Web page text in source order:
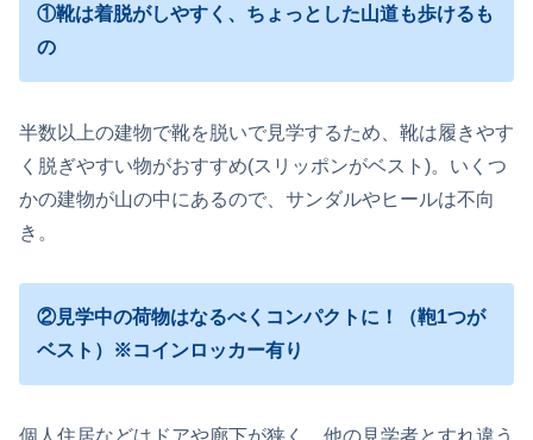
①靴は着脱がしやすく、ちょっとした山道も歩けるも
の
半数以上の建物で靴を脱いで見学するため、靴は履きやす
く脱ぎやすい物がおすすめ(スリッポンがベスト)。いくつ
かの建物が山の中にあるので、サンダルやヒールは不向
き。
②見学中の荷物はなるべくコンパクトに！（鞄1つが
ベスト）※コインロッカー有り